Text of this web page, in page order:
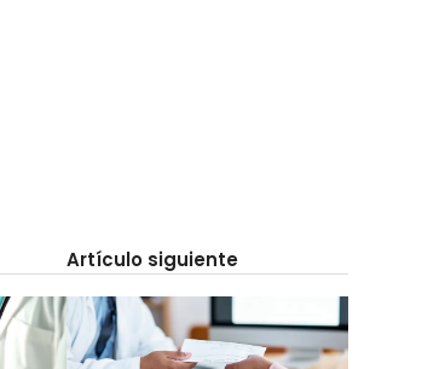
Artículo siguiente